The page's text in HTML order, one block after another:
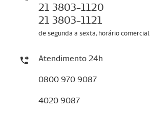
21 3803-1120
21 3803-1121
de segunda a sexta, horário comercial
Atendimento 24h
0800 970 9087
4020 9087